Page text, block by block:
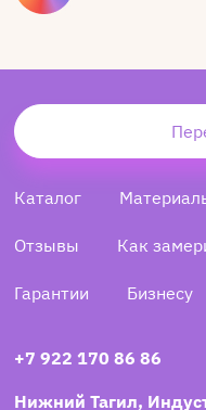
Каталог
Отзывы Как
Гарантии Бизнесу
+7 922 170 86 86
Нижний Тагил,